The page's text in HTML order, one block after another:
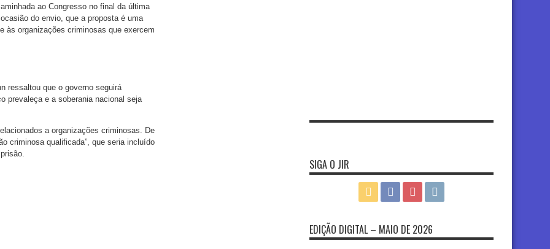
ao Congresso no final da última
do envio, que a proposta é uma
às organizações criminosas que exercem
ressaltou que o governo seguirá
prevaleça e a soberania nacional seja
a organizações criminosas. De
criminosa qualificada”, que seria incluído
SIGA O JIR
EDIÇÃO DIGITAL – MAIO DE 2026